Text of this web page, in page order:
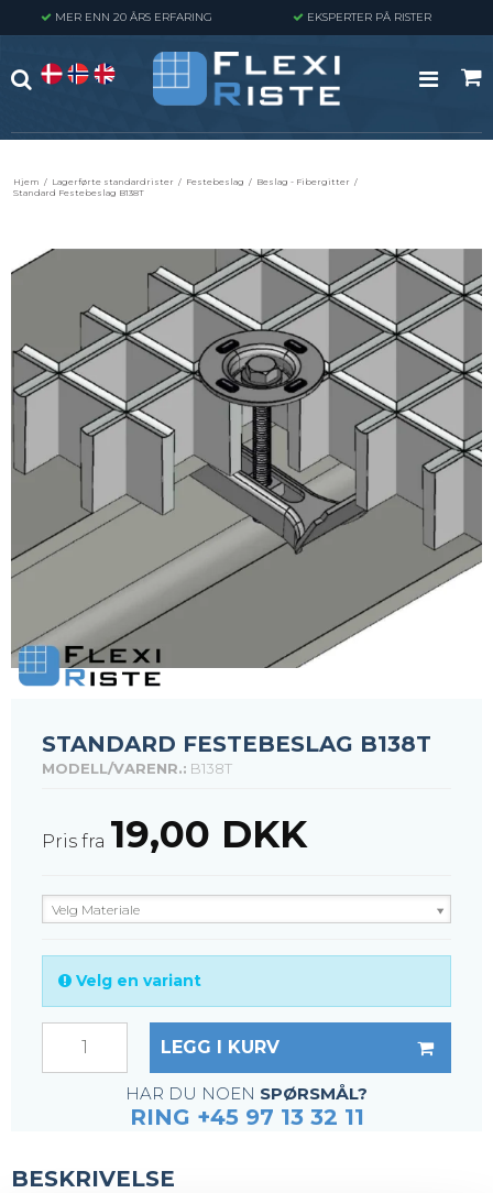
MER ENN 20 ÅRS ERFARING EKSPERTER PÅ RISTER
Hjem / Lagerførte standardrister / Festebeslag / Beslag - Fibergitter /
Standard Festebeslag B138T
STANDARD FESTEBESLAG B138T
MODELL/VARENR.: B138T
Pris fra 19,00 DKK
Velg Materiale
Velg en variant
LEGG I KURV
HAR DU NOEN SPØRSMÅL?
RING +45 97 13 32 11
BESKRIVELSE